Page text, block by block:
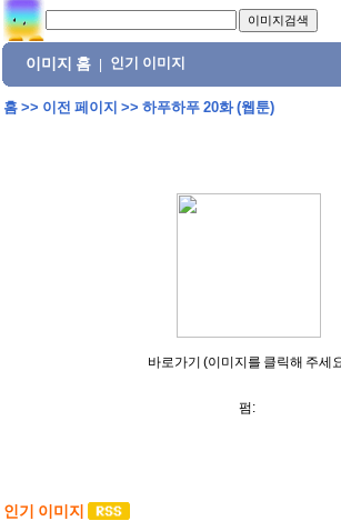
이미지 홈 인기 이미지
홈>> 이전 페이지 >> 하푸하푸 20화 (웹툰)
바로가기 (이미지를 클릭해 주세
펌:
인기 이미지